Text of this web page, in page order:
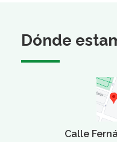
Dónde
Calle